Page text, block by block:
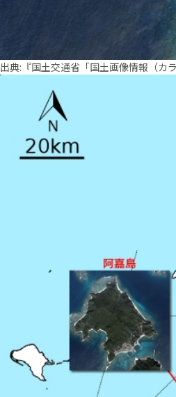
出典:『国土交通省「国土画像情報（カ